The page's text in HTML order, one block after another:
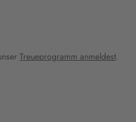
Treueprogramm anmeldest.